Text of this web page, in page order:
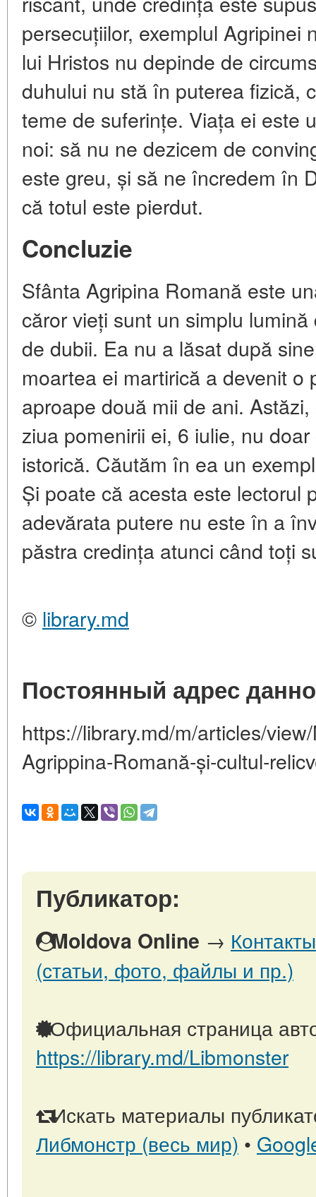
persecuțiilor, exemplul Agripinei
lui Hristos nu depinde de
duhului nu stă în puterea fizică,
teme de suferințe. Viața ei este
noi: să nu ne dezicem de
este greu, și să ne încredem în
că totul este pierdut.
Concluzie
Sfânta Agripina Romană este
căror vieți sunt un simplu
de dubii. Ea nu a lăsat după
moartea ei martirică a devenit o
aproape două mii de ani.
ziua pomenirii ei, 6 iulie, nu
istorică. Căutăm în ea un
Și poate că acesta este lectorul
adevărata putere nu este în a
păstra credința atunci când toți
© library.md
Постоянный адрес
https://library.md/m/articles/
Agrippina-Romană-și-cultul-
Публикатор:
Moldova Online →
(статьи, фото, файлы и пр.)
Официальная страница
https://library.md/Libmonster
Искать материалы
Либмонстр (весь мир) •